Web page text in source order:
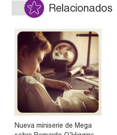
Relacionados
Nueva miniserie de Mega